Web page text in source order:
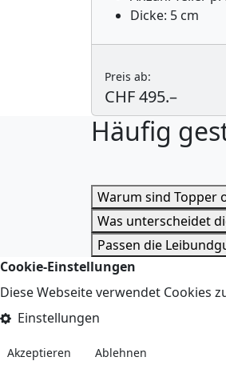
Dicke: 5 cm
Preis ab:
CHF 495.–
Häufig
Warum sind Topper
Was unterscheidet
Passen die
Cookie-Einstellungen
Diese Webseite verwendet Cookies
Einstellungen
Akzeptieren Ablehnen